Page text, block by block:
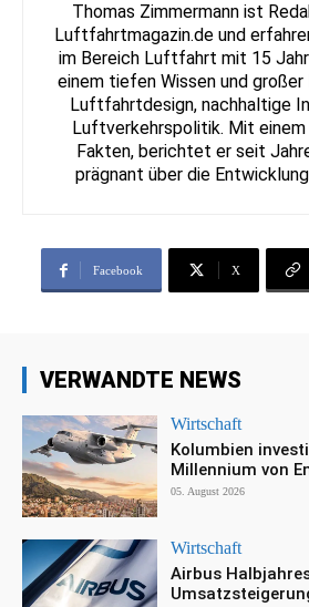
Thomas Zimmermann ist
Luftfahrtmagazin.de und
im Bereich Luftfahrt mit 15
einem tiefen Wissen und
Luftfahrtdesign, nachhaltige
Luftverkehrspolitik. Mit
Fakten, berichtet er seit
prägnant über die
Facebook X
VERWANDTE NEWS
Wirtschaft
Kolumbien
Millennium von
05. August 2026
Wirtschaft
Airbus